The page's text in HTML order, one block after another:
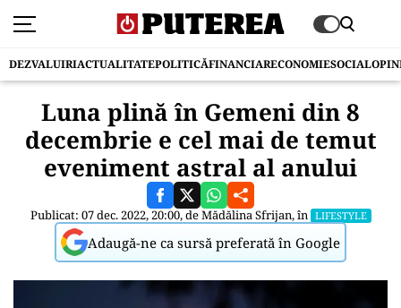
DEZVALUIRIACTUALITATEPOLITICĂFINANCIARECONOMIESOCIAL
Luna plină în Gemeni din 8
decembrie e cel mai de temut
eveniment astral al anului
Publicat: 07 dec. 2022, 20:00, deMădălina Sfrijan, în LIFESTYLE
Adaugă-ne ca sursă preferată în Google